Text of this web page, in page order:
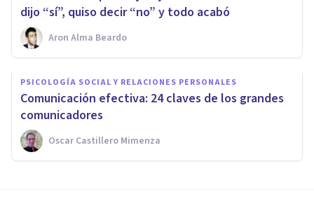
dijo “sí”, quiso decir “no” y todo acabó
Aron Alma Beardo
PSICOLOGÍA SOCIAL Y RELACIONES PERSONALES
Comunicación efectiva: 24 claves de los grandes
comunicadores
Oscar Castillero Mimenza